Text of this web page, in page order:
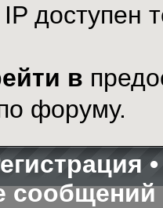
доступен
в
форуму.
сообщений